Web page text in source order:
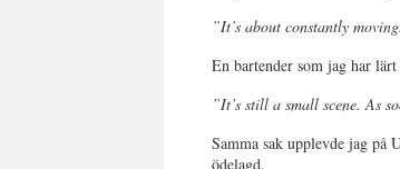
”It’s about constantly
En bartender som jag har
”It’s still a small scene. As
Samma sak upplevde jag på
ödelagd.